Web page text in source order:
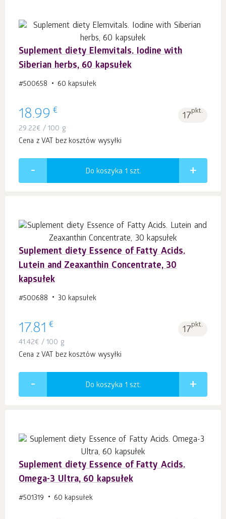
Suplement diety Elemvitals. Iodine with
Siberian herbs, 60 kapsułek
#500658 60 kapsułek
18.99 € 17pkt.
29.22€ / 100 g
Cena z VAT bez kosztów wysyłki
Do koszyka 1 szt.
Suplement diety Essence of Fatty Acids.
Lutein and Zeaxanthin Concentrate, 30
kapsułek
#500688 30 kapsułek
17.81 € 17pkt.
41.42€ / 100 g
Cena z VAT bez kosztów wysyłki
Do koszyka 1 szt.
Suplement diety Essence of Fatty Acids.
Оmega-3 Ultra, 60 kapsułek
#501319 60 kapsułek